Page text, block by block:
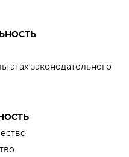
законодательного